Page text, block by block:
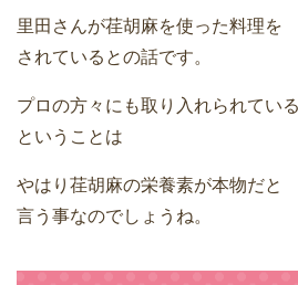
里田さんが荏胡麻を使った料理を
されているとの話です。
プロの方々にも取り入れられている
ということは
やはり荏胡麻の栄養素が本物だと
言う事なのでしょうね。